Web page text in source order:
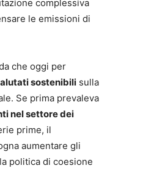
complessiva
le emissioni di
che oggi per
sostenibili sulla
Se prima prevaleva
nel settore dei
prime, il
aumentare gli
politica di coesione